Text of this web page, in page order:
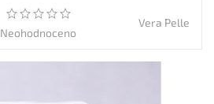
Neohodnoceno
Vera Pelle